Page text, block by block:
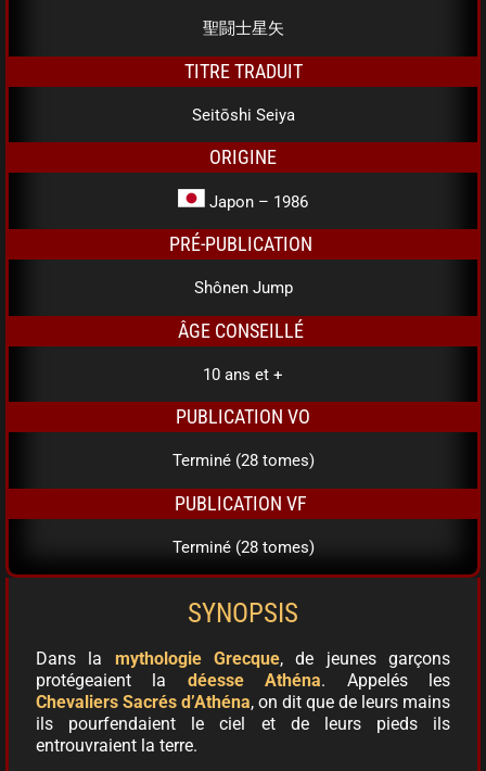
聖闘士星矢
TITRE TRADUIT
Seitōshi Seiya
ORIGINE
Japon – 1986
PRÉ-PUBLICATION
Shônen Jump
ÂGE CONSEILLÉ
10 ans et +
PUBLICATION VO
Terminé (28 tomes)
PUBLICATION VF
Terminé (28 tomes)
SYNOPSIS
Dans la mythologie Grecque, de jeunes garçons
protégeaient la déesse Athéna. Appelés les
Chevaliers Sacrés d’Athéna, on dit que de leurs mains
ils pourfendaient le ciel et de leurs pieds ils
entrouvraient la terre.